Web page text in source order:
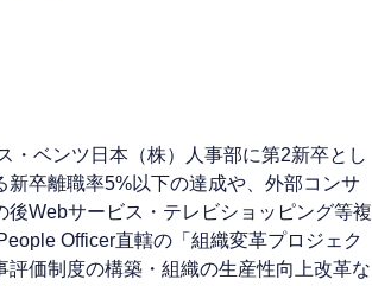
・ベンツ日本（株）人事部に第2新卒とし
卒離職率5%以下の達成や、外部コンサ
Webサービス・テレビショッピング等複
Officer直轄の「組織変革プロジェク
価制度の構築・組織の生産性向上改革な